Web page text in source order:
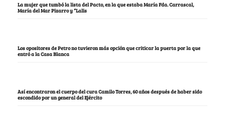
La mujer que tumbó la lista del Pacto, en la que estaba María Fda. Carrascal,
María del Mar Pizarro y “Lalis
Los opositores de Petro no tuvieron más opción que criticar la puerta por la que
entró a la Casa Blanca
Así encontraron el cuerpo del cura Camilo Torres, 60 años después de haber sido
escondido por un general del Ejército